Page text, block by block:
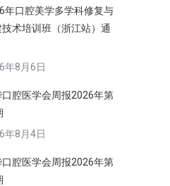
年口腔美学多学科修复与
术培训班（浙江站）通
年8月6日
口腔医学会周报2026年第
年8月4日
口腔医学会周报2026年第